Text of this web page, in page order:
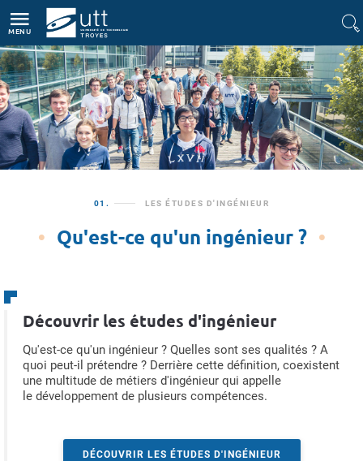
MENU
01. LES ÉTUDES D'INGÉNIEUR
Qu'est-ce qu'un ingénieur ?
Découvrir les études d'ingénieur
Qu'est-ce qu'un ingénieur ? Quelles sont ses qualités ? A
quoi peut-il prétendre ? Derrière cette définition, coexistent
une multitude de métiers d'ingénieur qui appelle
le développement de plusieurs compétences.
DÉCOUVRIR LES ÉTUDES D'INGÉNIEUR